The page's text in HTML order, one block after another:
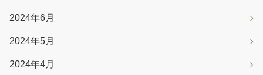
2024年6月
2024年5月
2024年4月